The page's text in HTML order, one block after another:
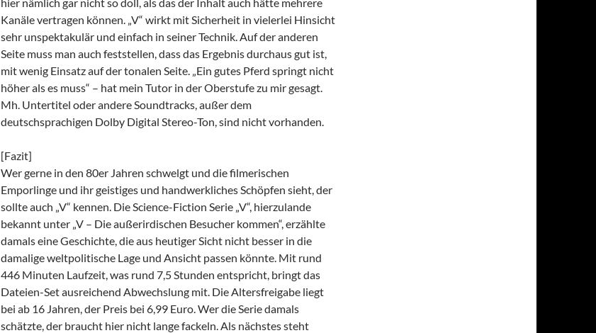
Kanäle vertragen können. „V“ wirkt mit Sicherheit in vielerlei Hinsicht
sehr unspektakulär und einfach in seiner Technik. Auf der anderen
Seite muss man auch feststellen, dass das Ergebnis durchaus gut ist,
mit wenig Einsatz auf der tonalen Seite. „Ein gutes Pferd springt nicht
höher als es muss“ – hat mein Tutor in der Oberstufe zu mir gesagt.
Mh. Untertitel oder andere Soundtracks, außer dem
deutschsprachigen Dolby Digital Stereo-Ton, sind nicht vorhanden.
[Fazit]
Wer gerne in den 80er Jahren schwelgt und die filmerischen
Emporlinge und ihr geistiges und handwerkliches Schöpfen sieht, der
sollte auch „V“ kennen. Die Science-Fiction Serie „V“, hierzulande
bekannt unter „V – Die außerirdischen Besucher kommen“, erzählte
damals eine Geschichte, die aus heutiger Sicht nicht besser in die
damalige weltpolitische Lage und Ansicht passen könnte. Mit rund
446 Minuten Laufzeit, was rund 7,5 Stunden entspricht, bringt das
Dateien-Set ausreichend Abwechslung mit. Die Altersfreigabe liegt
bei ab 16 Jahren, der Preis bei 6,99 Euro. Wer die Serie damals
schätzte, der braucht hier nicht lange fackeln. Als nächstes steht